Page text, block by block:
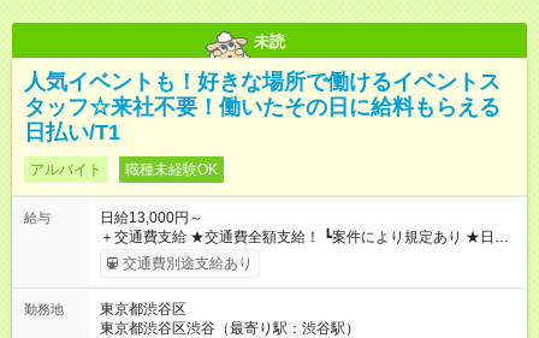
未読
人気イベントも！好きな場所で働けるイベントス
タッフ☆来社不要！働いたその日に給料もらえる
日払い/T1
アルバイト 職種未経験OK
給与
日給13,000円～
＋交通費支給 ★交通費全額支給！ ┗案件により規定あり ★日払
いOK！（規定あり） ┗働いたその日に現金GET♪ お仕事後はコ
ンビニATMから 日払い分を引き落とせます！ 【試用期間】試
交通費別途支給あり
勤務地
東京都渋谷区
東京都渋谷区渋谷（最寄り駅：渋谷駅）